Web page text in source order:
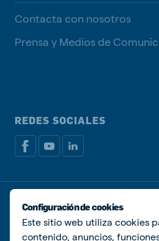
Contacta con nosotros
Prensa y Medios de
REDES SOCIALES
Política de privacidadPolítica de
Administrar Cookies
Configuración de cookies
Este sitio web utiliza cookies
contenido, anuncios,